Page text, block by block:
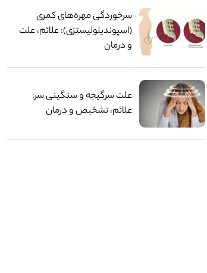
سرخوردگی مهره‌های کمری
(اسپوندیلولیستزی): علائم، علت
و درمان
علت سرگیجه و سنگینی سر:
علائم، تشخیص و درمان